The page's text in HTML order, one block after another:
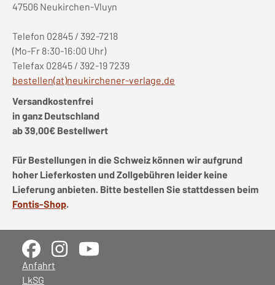
47506 Neukirchen-Vluyn
Telefon 02845 / 392-7218
(Mo-Fr 8:30-16:00 Uhr)
Telefax 02845 / 392-19 7239
bestellen(at)neukirchener-verlage.de
Versandkostenfrei
in ganz Deutschland
ab 39,00€ Bestellwert
Für Bestellungen in die Schweiz können wir aufgrund
hoher Lieferkosten und Zollgebühren leider keine
Lieferung anbieten. Bitte bestellen Sie stattdessen beim
Fontis-Shop.
Anfahrt
LkSG